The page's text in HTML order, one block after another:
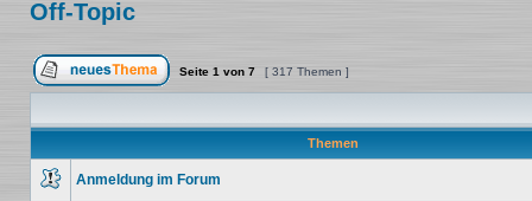
Off-Topic
Ein neues Thema erstellen
Seite 1 von 7 [ 317 Themen ]
Themen
Anmeldung im Forum